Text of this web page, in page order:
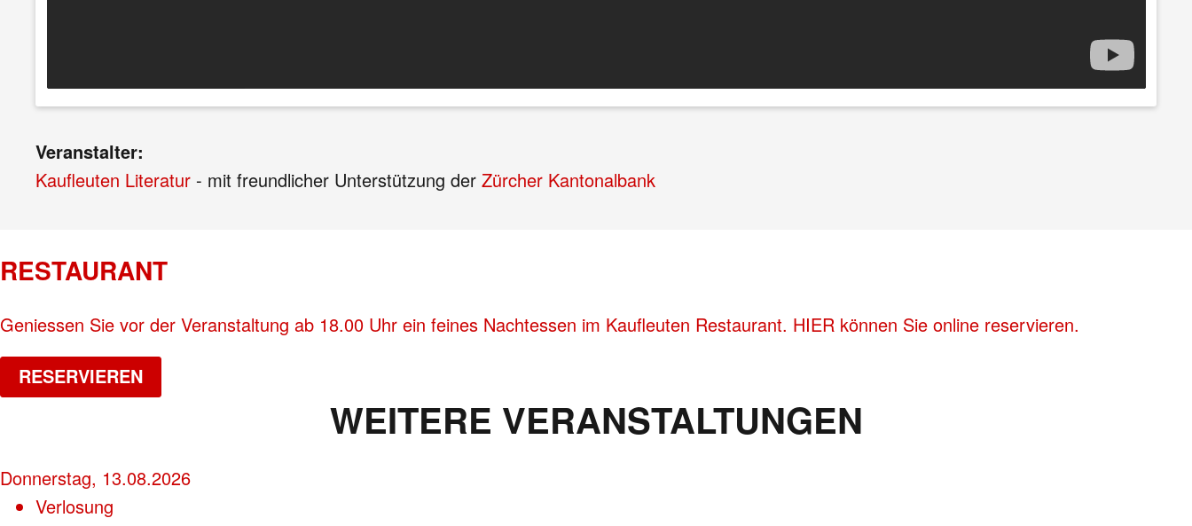
Veranstalter:
Kaufleuten Literatur - mit freundlicher Unterstützung der Zürcher Kantonalbank
RESTAURANT
Geniessen Sie vor der Veranstaltung ab 18.00 Uhr ein feines Nachtessen im Kaufleuten Restaurant. HIER können Sie online reservieren.
RESERVIEREN
WEITERE VERANSTALTUNGEN
Donnerstag, 13.08.2026
Verlosung